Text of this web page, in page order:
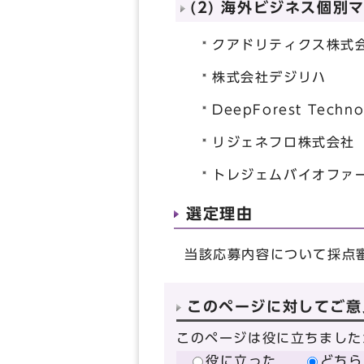
(2) 海外ビジネス個別
クアドリティクス株式
株式会社デジリハ
DeepForest
リジェネフロ株式会社
トレジェムバイオファ
選定理由
当該応募内容について採点
このページに対してご
このページは役に立ちまし
役に立った
どち